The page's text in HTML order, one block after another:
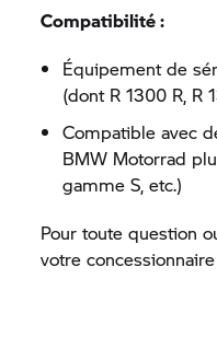
Compatibilité :
Équipement de
(dont R 1300 R, R
Compatible avec
BMW Motorrad
gamme S, etc.)
Pour toute question
votre concessionnaire